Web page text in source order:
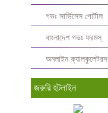
গভঃ সার্ভিসেস পোর্টাল
বাংলাদেশ গভঃ ফরমস্‌
অনলাইন ক্যালকুলেটরস
জরুরি হটলাইন